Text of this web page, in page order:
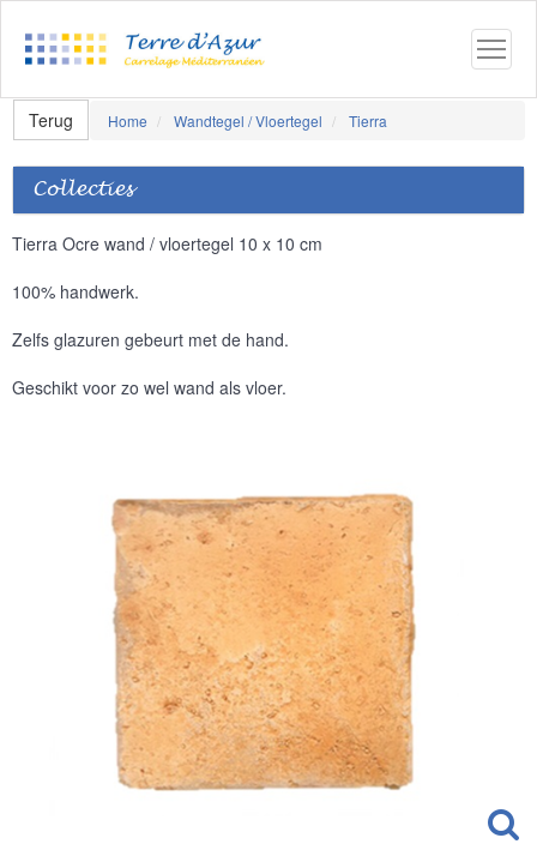
Terug Home Wandtegel / Vloertegel Tierra
Collecties
Tierra Ocre wand / vloertegel 10 x 10 cm
100% handwerk.
Zelfs glazuren gebeurt met de hand.
Geschikt voor zo wel wand als vloer.